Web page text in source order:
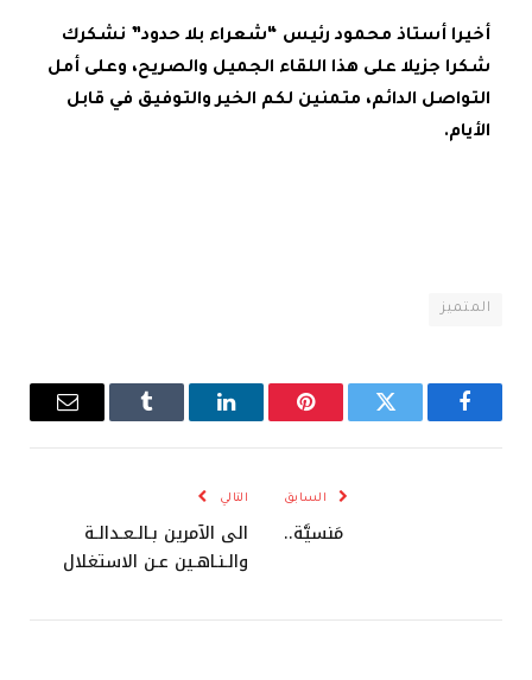
أخيرا أستاذ محمود رئيس “شعراء بلا حدود” نشكرك
شكرا جزيلا على هذا اللقاء الجميل والصريح، وعلى أمل
التواصل الدائم، متمنين لكم الخير والتوفيق في قابل
الأيام.
المتميز
فيسبوك تويتر بينتيريستلينكدإن Tumblr
البريد
السابق
مَنسيَّة..
التالي
الى الآمرين بـالـعـدالـة
والـنـاهـين عـن الاستغلال